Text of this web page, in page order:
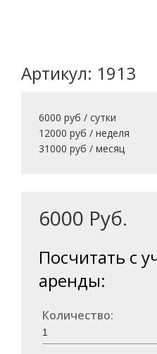
Артикул: 1913
6000 руб / сутки
12000 руб / неделя
31000 руб / месяц
6000 Руб.
Посчитать с
аренды:
Количество: